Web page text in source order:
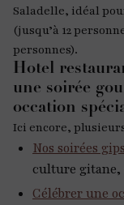
Saladelle, idéal
(jusqu’à 12
personnes).
Hotel
une soirée
occation
Ici encore,
Nos soirées
culture gitane,
Célébrer une